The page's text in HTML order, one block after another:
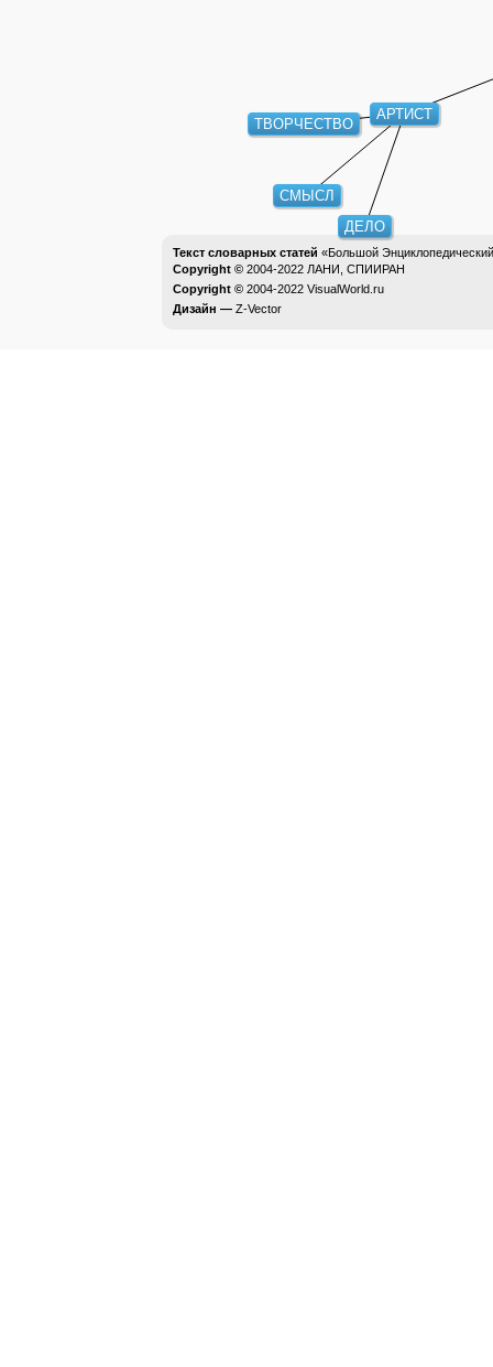
АРТИСТ
СМЫСЛ
ТВОРЧЕСТВО
ДЕЛО
Текст словарных статей «Большой
Copyright © 2004-2022 ЛАНИ, СПИИРАН
Copyright © 2004-2022 VisualWorld.ru
Дизайн — Z-Vector